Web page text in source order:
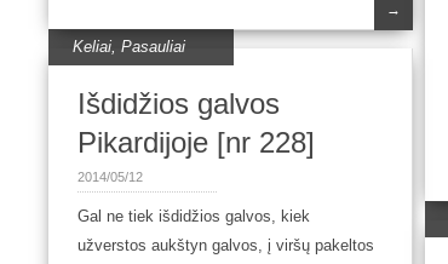
→
Keliai,Pasauliai
Išdidžios galvos
Pikardijoje [nr 228]
2014/05/12
Gal ne tiek išdidžios galvos, kiek
užverstos aukštyn galvos, į viršų pakeltos